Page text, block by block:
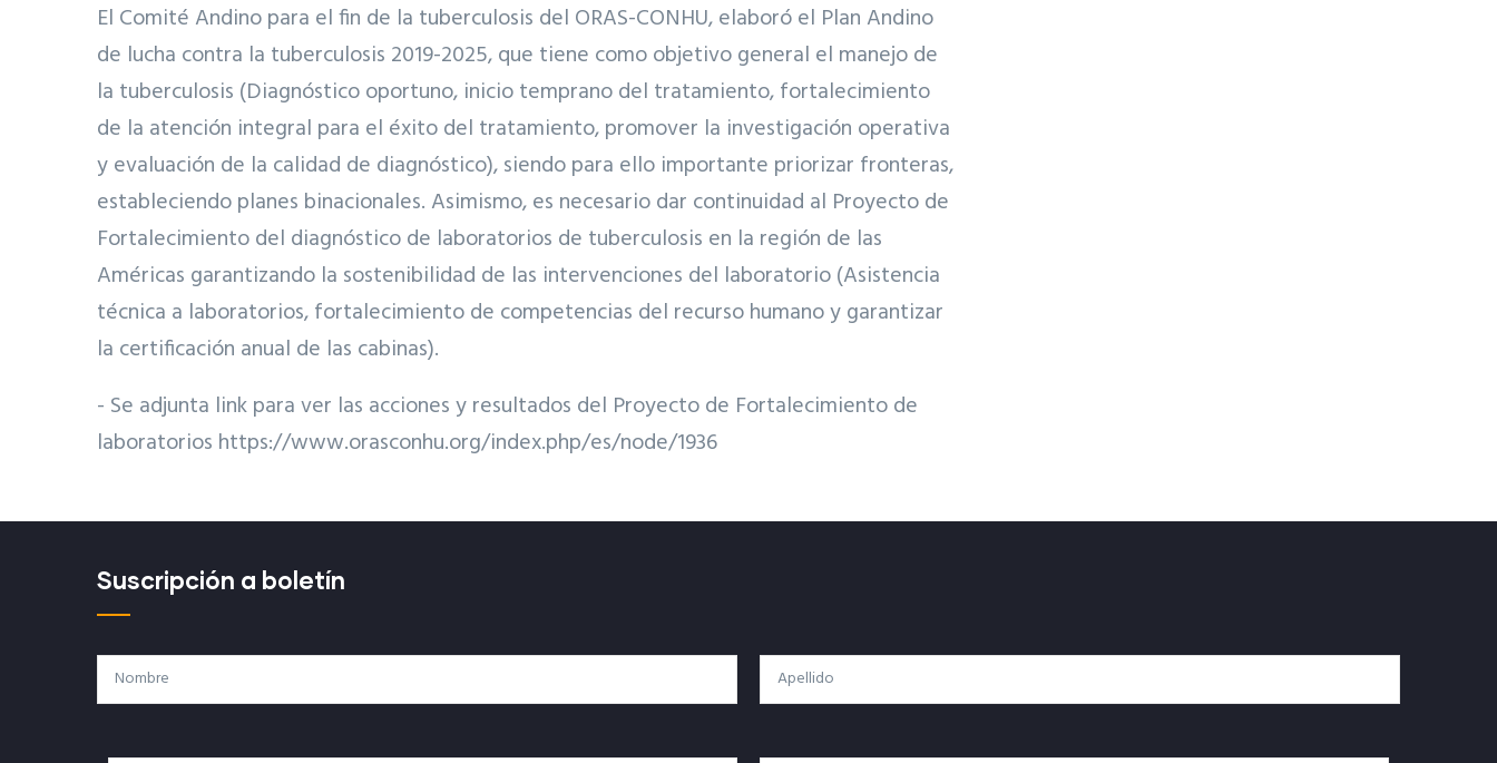
El Comité Andino para el fin de la tuberculosis del ORAS-CONHU, elaboró el Plan Andino
de lucha contra la tuberculosis 2019-2025, que tiene como objetivo general el manejo de
la tuberculosis (Diagnóstico oportuno, inicio temprano del tratamiento, fortalecimiento
de la atención integral para el éxito del tratamiento, promover la investigación operativa
y evaluación de la calidad de diagnóstico), siendo para ello importante priorizar fronteras,
estableciendo planes binacionales. Asimismo, es necesario dar continuidad al Proyecto de
Fortalecimiento del diagnóstico de laboratorios de tuberculosis en la región de las
Américas garantizando la sostenibilidad de las intervenciones del laboratorio (Asistencia
técnica a laboratorios, fortalecimiento de competencias del recurso humano y garantizar
la certificación anual de las cabinas).
- Se adjunta link para ver las acciones y resultados del Proyecto de Fortalecimiento de
laboratorios https://www.orasconhu.org/index.php/es/node/1936
Suscripción a boletín
Nombre Apellido